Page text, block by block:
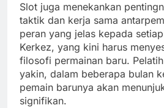
Slot juga menekankan
taktik dan kerja sama
peran yang jelas kepada
Kerkez, yang kini harus
filosofi permainan baru.
yakin, dalam beberapa bulan
pemain barunya akan
signifikan.